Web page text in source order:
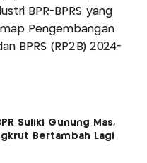
BPR-BPRS yang
Pengembangan
BPRS (RP2B) 2024-
Suliki Gunung Mas,
Bertambah Lagi